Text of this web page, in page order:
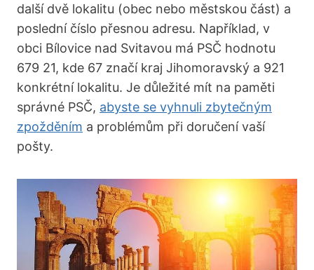
další dvě lokalitu (obec nebo městskou část) a
poslední číslo přesnou adresu. Například, v
obci Bílovice nad Svitavou má PSČ hodnotu
679 21, kde 67 značí kraj Jihomoravský a 921
konkrétní lokalitu. Je důležité mít na paměti
správné PSČ, abyste se vyhnuli zbytečným
zpožděním a problémům při doručení vaší
pošty.